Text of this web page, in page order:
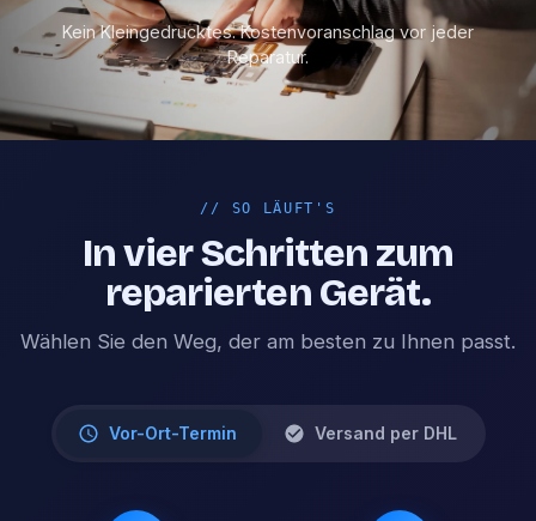
Kein Kleingedrucktes. Kostenvoranschlag vor jeder
Reparatur.
// SO LÄUFT'S
In vier Schritten zum
reparierten Gerät.
Wählen Sie den Weg, der am besten zu Ihnen passt.
Vor-Ort-Termin Versand per DHL